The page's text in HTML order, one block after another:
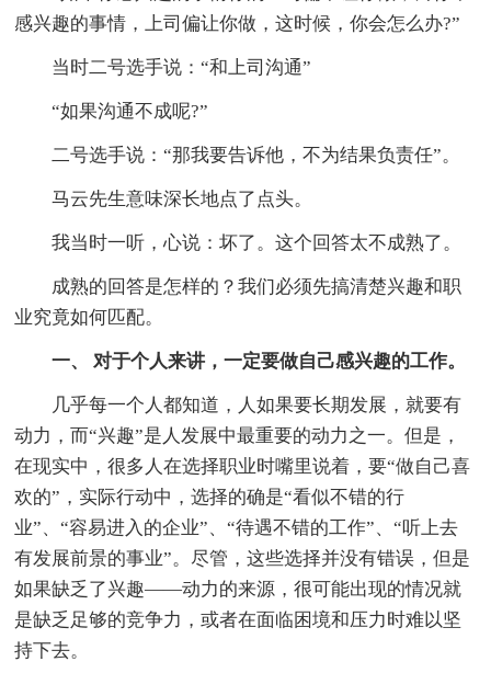
感兴趣的事情，上司偏让你做，这时候，你会怎么办?”
当时二号选手说：“和上司沟通”
“如果沟通不成呢?”
二号选手说：“那我要告诉他，不为结果负责任”。
马云先生意味深长地点了点头。
我当时一听，心说：坏了。这个回答太不成熟了。
成熟的回答是怎样的？我们必须先搞清楚兴趣和职
业究竟如何匹配。
一、 对于个人来讲，一定要做自己感兴趣的工作。
几乎每一个人都知道，人如果要长期发展，就要有
动力，而“兴趣”是人发展中最重要的动力之一。但是，
在现实中，很多人在选择职业时嘴里说着，要“做自己喜
欢的”，实际行动中，选择的确是“看似不错的行
业”、“容易进入的企业”、“待遇不错的工作”、“听上去
有发展前景的事业”。尽管，这些选择并没有错误，但是
如果缺乏了兴趣——动力的来源，很可能出现的情况就
是缺乏足够的竞争力，或者在面临困境和压力时难以坚
持下去。